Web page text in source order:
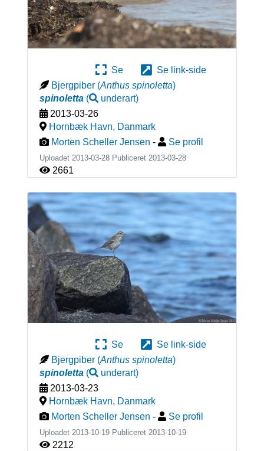
Se
Se link-side
Bjergpiber (Anthus spinoletta)
spinoletta( underart)
2013-03-26
Hornbæk Havn, Danmark
Morten Scheller Jensen - Se profil
Uploadet 2013-03-28 Publiceret 2013-03-28
2661
Se
Se link-side
Bjergpiber (Anthus spinoletta)
spinoletta( underart)
2013-03-23
Hornbæk Havn, Danmark
Morten Scheller Jensen - Se profil
Uploadet 2013-10-19 Publiceret 2013-10-19
2212